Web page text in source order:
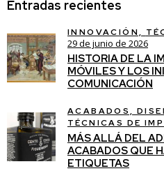
Entradas recientes
INNOVACIÓN,
29 de junio de 2026
HISTORIA DE LA
MÓVILES Y LOS
COMUNICACIÓN
ACABADOS,
TÉCNICAS DE
MÁS ALLÁ DEL
ACABADOS QUE
ETIQUETAS